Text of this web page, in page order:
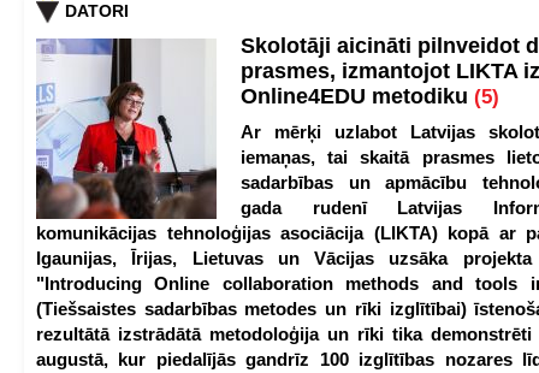
DATORI
Skolotāji aicināti pilnveidot
prasmes, izmantojot LIKTA
Online4EDU metodiku (5)
Ar mērķi uzlabot Latvijas
iemaņas, tai skaitā prasmes
sadarbības un apmācību
gada rudenī Latvijas
komunikācijas tehnoloģijas asociācija (LIKTA) kopā ar
Igaunijas, Īrijas, Lietuvas un Vācijas uzsāka projekta
"Introducing Online collaboration methods and tools
(Tiešsaistes sadarbības metodes un rīki izglītībai)
rezultātā izstrādātā metodoloģija un rīki tika demonstrēti
augustā, kur piedalījās gandrīz 100 izglītības nozares